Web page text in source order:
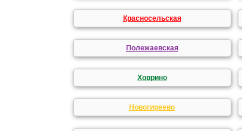
Красносельская
Полежаевская
Ховрино
Новогиреево